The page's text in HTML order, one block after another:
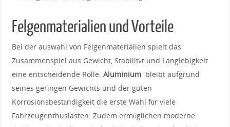
Felgenmaterialien und Vorteile
Bei der ⁢auswahl von Felgenmaterialien​ spielt das
‍Zusammenspiel aus Gewicht,‍ Stabilität und ⁣Langlebigkeit
eine entscheidende ‌Rolle.​ Aluminium⁢ bleibt ‌aufgrund
‍seines geringen Gewichts und der guten
Korrosionsbeständigkeit die erste Wahl für viele
Fahrzeugenthusiasten. Zudem⁢ ermöglichen moderne